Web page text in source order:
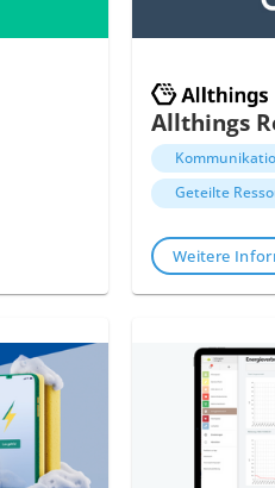
Allthings
Geteilte
Weitere